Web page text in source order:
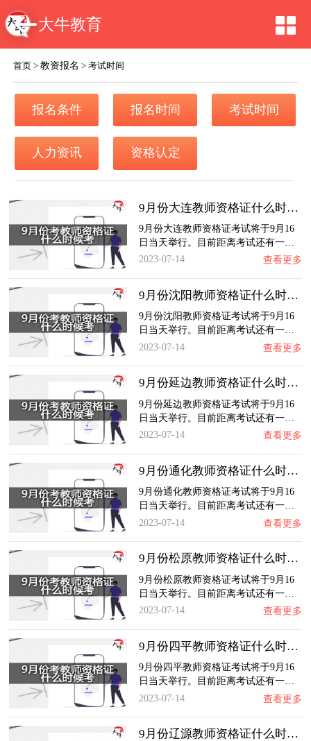
大牛教育
首页 >教资报名 >考试时间
报名条件 报名时间 考试时间
人力资讯 资格认定
9月份大连教师资格证什么时候考？
9月份大连教师资格证考试将于9月16
日当天举行。目前距离考试还有一…
2023-07-14
查看更多
9月份沈阳教师资格证什么时候考？
9月份沈阳教师资格证考试将于9月16
日当天举行。目前距离考试还有一…
2023-07-14
查看更多
9月份延边教师资格证什么时候考？
9月份延边教师资格证考试将于9月16
日当天举行。目前距离考试还有一…
2023-07-14
查看更多
9月份通化教师资格证什么时候考？
9月份通化教师资格证考试将于9月16
日当天举行。目前距离考试还有一…
2023-07-14
查看更多
9月份松原教师资格证什么时候考？
9月份松原教师资格证考试将于9月16
日当天举行。目前距离考试还有一…
2023-07-14
查看更多
9月份四平教师资格证什么时候考？
9月份四平教师资格证考试将于9月16
日当天举行。目前距离考试还有一…
2023-07-14
查看更多
9月份辽源教师资格证什么时候考？